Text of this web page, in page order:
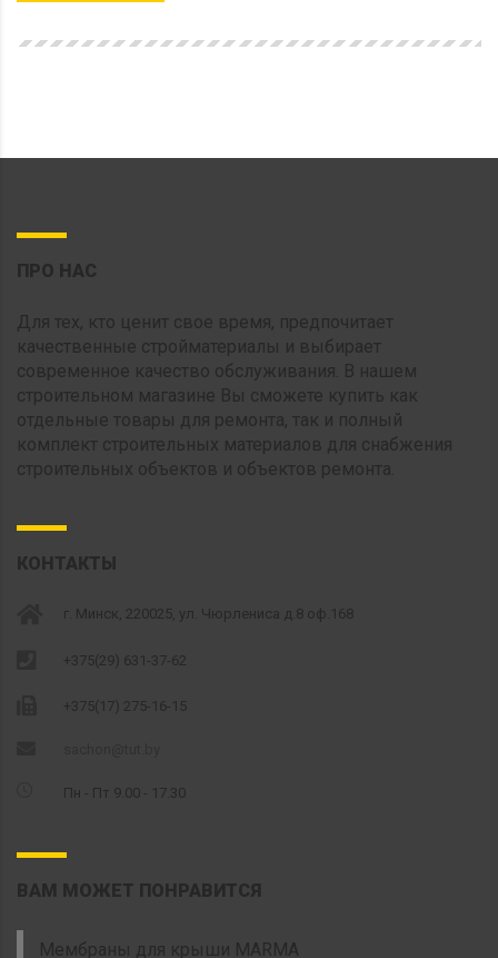
ПРО НАС
Для тех, кто ценит свое время, предпочитает
качественные стройматериалы и выбирает
современное качество обслуживания. В нашем
строительном магазине Вы сможете купить как
отдельные товары для ремонта, так и полный
комплект строительных материалов для снабжения
строительных объектов и объектов ремонта.
КОНТАКТЫ
г. Минск, 220025, ул. Чюрлениса д.8 оф.168
+375(29) 631-37-62
+375(17) 275-16-15
Пн - Пт 9.00 - 17.30
ВАМ МОЖЕТ ПОНРАВИТСЯ
Мембраны для крыши MARMA